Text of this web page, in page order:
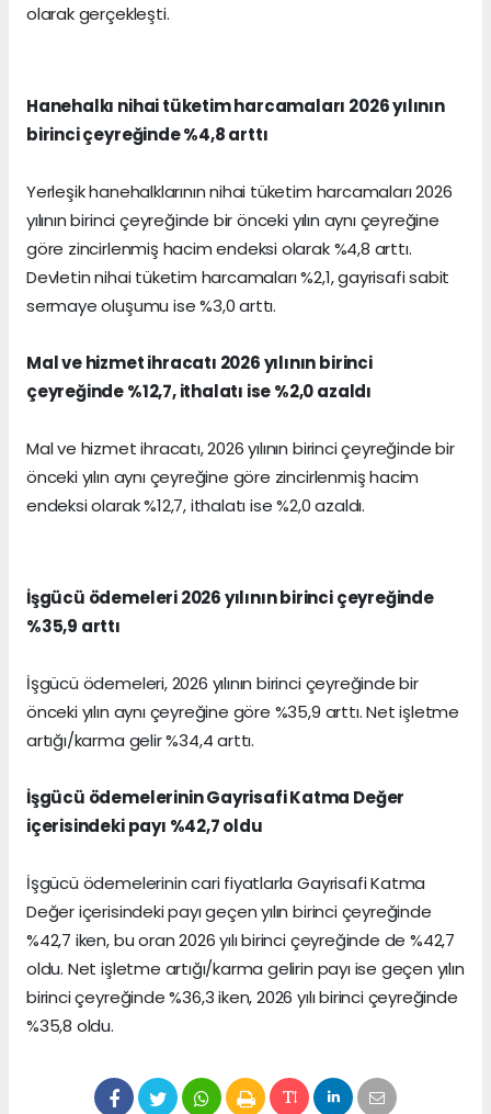
olarak gerçekleşti.
Hanehalkı nihai tüketim harcamaları 2026 yılının
birinci çeyreğinde %4,8 arttı
Yerleşik hanehalklarının nihai tüketim harcamaları 2026
yılının birinci çeyreğinde bir önceki yılın aynı çeyreğine
göre zincirlenmiş hacim endeksi olarak %4,8 arttı.
Devletin nihai tüketim harcamaları %2,1, gayrisafi sabit
sermaye oluşumu ise %3,0 arttı.
Mal ve hizmet ihracatı 2026 yılının birinci
çeyreğinde %12,7, ithalatı ise %2,0 azaldı
Mal ve hizmet ihracatı, 2026 yılının birinci çeyreğinde bir
önceki yılın aynı çeyreğine göre zincirlenmiş hacim
endeksi olarak %12,7, ithalatı ise %2,0 azaldı.
İşgücü ödemeleri 2026 yılının birinci çeyreğinde
%35,9 arttı
İşgücü ödemeleri, 2026 yılının birinci çeyreğinde bir
önceki yılın aynı çeyreğine göre %35,9 arttı. Net işletme
artığı/karma gelir %34,4 arttı.
İşgücü ödemelerinin Gayrisafi Katma Değer
içerisindeki payı %42,7 oldu
İşgücü ödemelerinin cari fiyatlarla Gayrisafi Katma
Değer içerisindeki payı geçen yılın birinci çeyreğinde
%42,7 iken, bu oran 2026 yılı birinci çeyreğinde de %42,7
oldu. Net işletme artığı/karma gelirin payı ise geçen yılın
birinci çeyreğinde %36,3 iken, 2026 yılı birinci çeyreğinde
%35,8 oldu.